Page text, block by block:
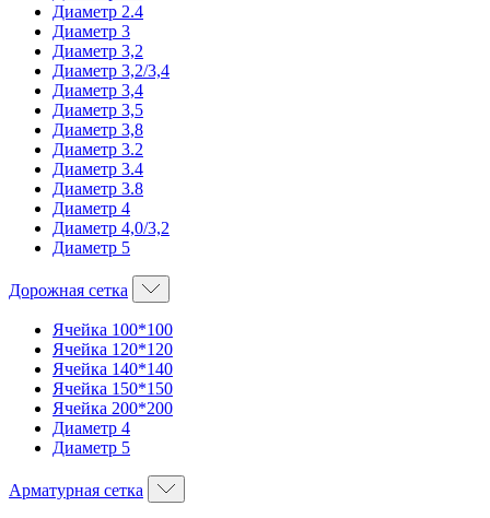
Диаметр 2.4
Диаметр 3
Диаметр 3,2
Диаметр 3,2/3,4
Диаметр 3,4
Диаметр 3,5
Диаметр 3,8
Диаметр 3.2
Диаметр 3.4
Диаметр 3.8
Диаметр 4
Диаметр 4,0/3,2
Диаметр 5
Дорожная сетка
Ячейка 100*100
Ячейка 120*120
Ячейка 140*140
Ячейка 150*150
Ячейка 200*200
Диаметр 4
Диаметр 5
Арматурная сетка